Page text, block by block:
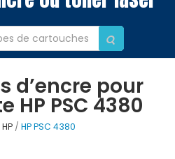
d’encre pour
HP PSC 4380
HP HP PSC 4380